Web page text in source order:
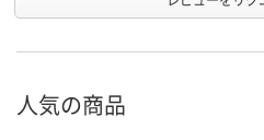
人気の商品